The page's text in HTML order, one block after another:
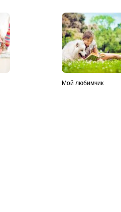
Мой любимчик